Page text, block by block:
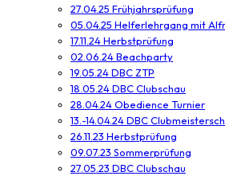
27.04.25 Frühjahrsprüfung
05.04.25 Helferlehrgang mit
17.11.24 Herbstprüfung
02.06.24 Beachparty
19.05.24 DBC ZTP
18.05.24 DBC Clubschau
28.04.24 Obedience Turnier
13.-14.04.24 DBC
26.11.23 Herbstprüfung
09.07.23 Sommerprüfung
27.05.23 DBC Clubschau